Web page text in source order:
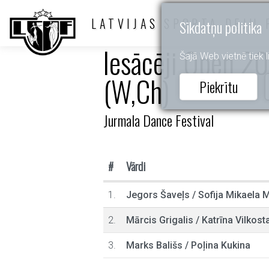
Sīkdatņu politika
Šajā Web vietnē
Piekrītu
LATVIJAS SPORTA DEJU
Iesācēji Open
(W,Ch)
Jurmala Dance Festival
# Vārdi
1. Jegors Šaveļs / Sofija Mikaela
2. Mārcis Grigalis / Katrīna
3. Marks Bališs / Poļina Kukina